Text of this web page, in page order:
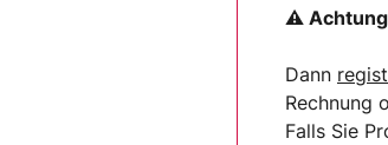
⚠
Dann
Rechnung
Falls Sie